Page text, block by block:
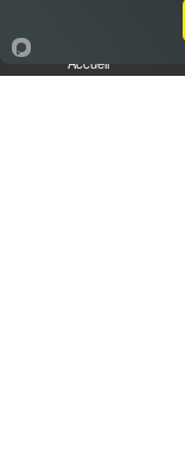
Accueil